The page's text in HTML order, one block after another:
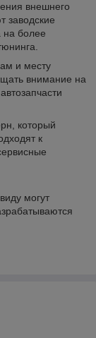
внешнего
заводские
на более
и месту
внимание на
который
к
могут